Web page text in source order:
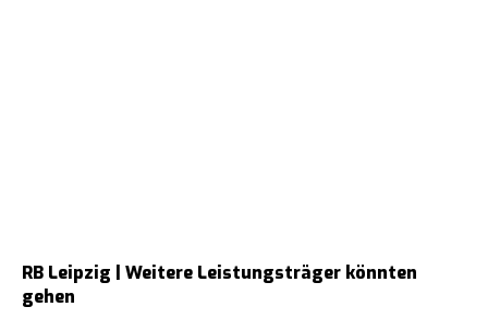
RB Leipzig | Weitere Leistungsträger könnten
gehen